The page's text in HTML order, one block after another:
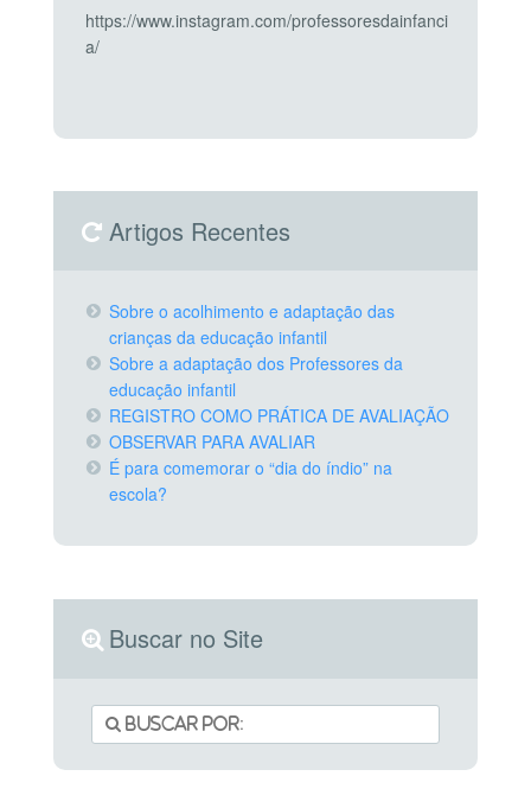
https://www.instagram.com/professoresdainfanci
a/
Artigos Recentes
Sobre o acolhimento e adaptação das
crianças da educação infantil
Sobre a adaptação dos Professores da
educação infantil
REGISTRO COMO PRÁTICA DE AVALIAÇÃO
OBSERVAR PARA AVALIAR
É para comemorar o “dia do índio” na
escola?
Buscar no Site